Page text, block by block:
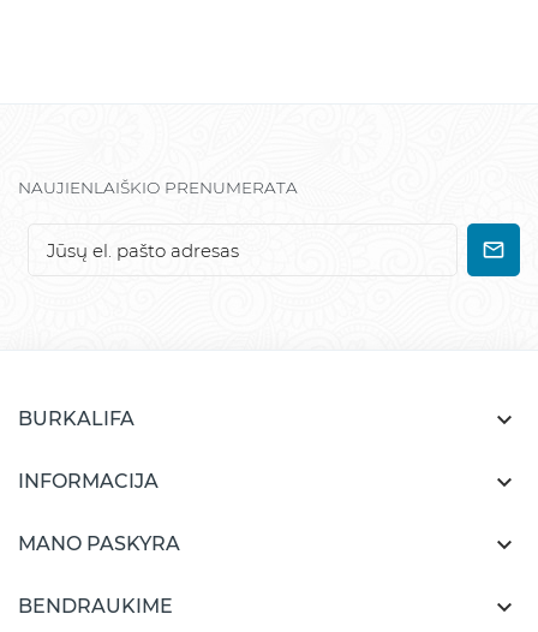
NAUJIENLAIŠKIO PRENUMERATA
BURKALIFA 
INFORMACIJA 
MANO PASKYRA 
BENDRAUKIME 